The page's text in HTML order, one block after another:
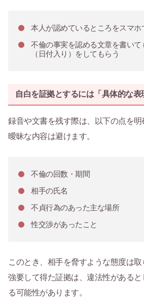
本人が認めているところをスマホ
不倫の事実を認める文章を書いて
（日付入り）をしてもらう
自白を証拠とするには「具体的な表
録音や文書を残す際は、以下の点を明
曖昧な内容は避けます。
不倫の回数・期間
相手の氏名
不貞行為のあった主な場所
性交渉があったこと
このとき、相手を脅すような態度は取
強要して得た証拠は、違法性がある
る可能性があります。